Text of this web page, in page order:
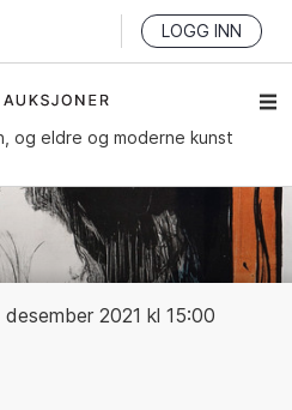
LOGG INN
og eldre og moderne kunst
desember 2021 kl 15:00